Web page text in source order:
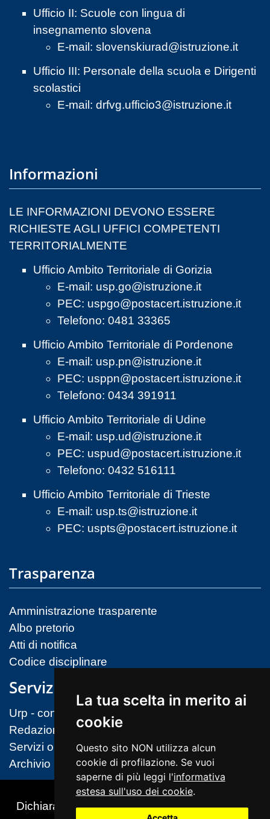
La tua scelta in merito ai
cookie
Questo sito NON utilizza alcun
cookie di profilazione. Se vuoi
saperne di più leggi l'informativa
estesa sull'uso dei cookie.
Ufficio II: Scuole con lingua di
insegnamento slovena
E-mail: slovenskiurad@istruzione.it
Ufficio III: Personale della scuola e Dirigenti
scolastici
E-mail: drfvg.ufficio3@istruzione.it
Informazioni
LE INFORMAZIONI DEVONO ESSERE
RICHIESTE AGLI UFFICI COMPETENTI
TERRITORIALMENTE
Ufficio Ambito Territoriale di Gorizia
E-mail: usp.go@istruzione.it
PEC: uspgo@postacert.istruzione.it
Telefono: 0481 33365
Ufficio Ambito Territoriale di Pordenone
E-mail: usp.pn@istruzione.it
PEC: usppn@postacert.istruzione.it
Telefono: 0434 391911
Ufficio Ambito Territoriale di Udine
E-mail: usp.ud@istruzione.it
PEC: uspud@postacert.istruzione.it
Telefono: 0432 516111
Ufficio Ambito Territoriale di Trieste
E-mail: usp.ts@istruzione.it
PEC: uspts@postacert.istruzione.it
Trasparenza
Amministrazione trasparente
Albo pretorio
Atti di notifica
Codice disciplinare
Servizi
Urp - contatti
Redazione sito
Servizi on-line (MIM)
Archivio
Dichiarazione di accessibilità